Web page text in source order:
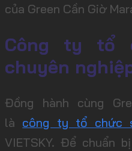
của Green Cần Giờ
Công ty tổ
chuyên
Đồng hành cùng
là công ty tổ chức
VIETSKY. Để chuẩn